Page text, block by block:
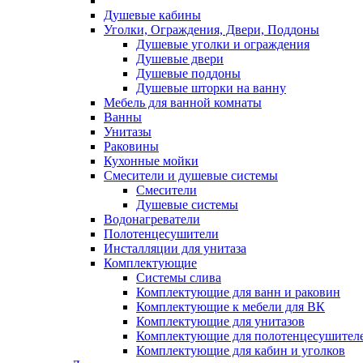
Душевые кабины
Уголки, Ограждения, Двери, Поддоны
Душевые уголки и ограждения
Душевые двери
Душевые поддоны
Душевые шторки на ванну
Мебель для ванной комнаты
Ванны
Унитазы
Раковины
Кухонные мойки
Смесители и душевые системы
Смесители
Душевые системы
Водонагреватели
Полотенцесушители
Инсталляции для унитаза
Комплектующие
Системы слива
Комплектующие для ванн и раковин
Комплектующие к мебели для ВК
Комплектующие для унитазов
Комплектующие для
Комплектующие для кабин и уголков